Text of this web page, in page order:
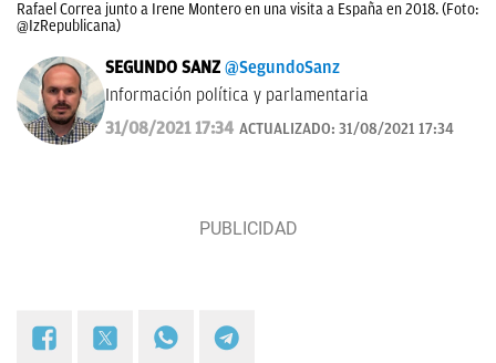
Rafael Correa junto a Irene Montero en una visita a España en 2018. (Foto:
@IzRepublicana)
SEGUNDO SANZ @SegundoSanz
Información política y parlamentaria
31/08/2021 17:34 ACTUALIZADO: 31/08/2021 17:34